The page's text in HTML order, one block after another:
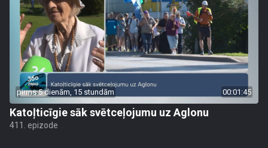
pirms 5 dienām, 15 stundām 00:01:45
Katoļticīgie sāk svētceļojumu uz Aglonu
411. epizode